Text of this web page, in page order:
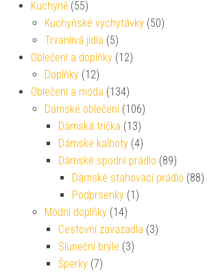
Kuchyně (55)
Kuchyňské vychytávky (50)
Trvanlivá jídla (5)
Oblečení a doplňky (12)
Doplňky (12)
Oblečení a móda (134)
Dámské oblečení (106)
Dámská trička (13)
Dámské kalhoty (4)
Dámské spodní prádlo (89)
Dámské stahovací prádlo (88)
Podprsenky (1)
Módní doplňky (14)
Cestovní zavazadla (3)
Sluneční brýle (3)
Šperky (7)